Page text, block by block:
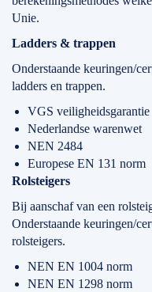
Unie.
Ladders & trappen
Onderstaande keuringen/
ladders en trappen.
VGS veiligheidsgarantie
Nederlandse warenwet
NEN 2484
Europese EN 131 norm
Rolsteigers
Bij aanschaf van een
Onderstaande keuringen/
rolsteigers.
NEN EN 1004 norm
NEN EN 1298 norm